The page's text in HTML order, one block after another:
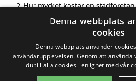
2 Hur mycket kostar en städföretag
Fördelar med att välja städföretag
Sök efter en skicklig städföretag i
Denna webbplats
cookies
Denna webbplats använder
användarupplevelsen. Genom att använda
du till alla cookies i enlighet med vår